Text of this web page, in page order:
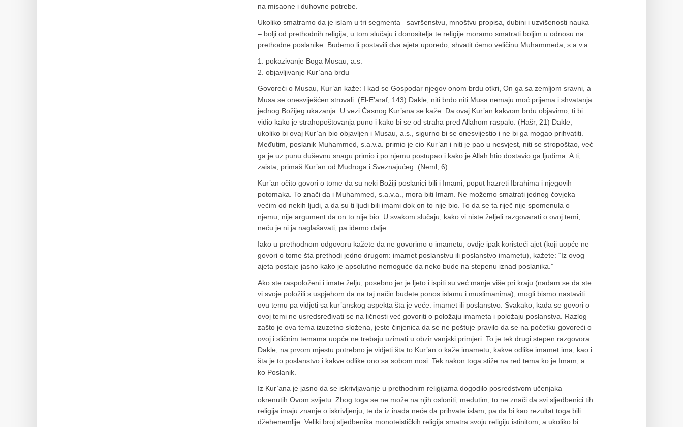
na misaone i duhovne potrebe.
Ukoliko smatramo da je islam u tri segmenta– savršenstvu, mnoštvu propisa, dubini i uzvišenosti nauka
– bolji od prethodnih religija, u tom slučaju i donositelja te religije moramo smatrati boljim u odnosu na
prethodne poslanike. Budemo li postavili dva ajeta uporedo, shvatit ćemo veličinu Muhammeda, s.a.v.a.
1. pokazivanje Boga Musau, a.s.
2. objavljivanje Kur’ana brdu
Govoreći o Musau, Kur’an kaže: I kad se Gospodar njegov onom brdu otkri, On ga sa zemljom sravni, a
Musa se onesviješćen strovali. (El-E’araf, 143) Dakle, niti brdo niti Musa nemaju moć prijema i shvatanja
jednog Božijeg ukazanja. U vezi Časnog Kur’ana se kaže: Da ovaj Kur’an kakvom brdu objavimo, ti bi
vidio kako je strahopoštovanja puno i kako bi se od straha pred Allahom raspalo. (Hašr, 21) Dakle,
ukoliko bi ovaj Kur’an bio objavljen i Musau, a.s., sigurno bi se onesvijestio i ne bi ga mogao prihvatiti.
Međutim, poslanik Muhammed, s.a.v.a. primio je cio Kur’an i niti je pao u nesvjest, niti se stropoštao, već
ga je uz punu duševnu snagu primio i po njemu postupao i kako je Allah htio dostavio ga ljudima. A ti,
zaista, primaš Kur’an od Mudroga i Sveznajućeg. (Neml, 6)
Kur’an očito govori o tome da su neki Božiji poslanici bili i Imami, poput hazreti Ibrahima i njegovih
potomaka. To znači da i Muhammed, s.a.v.a., mora biti Imam. Ne možemo smatrati jednog čovjeka
većim od nekih ljudi, a da su ti ljudi bili imami dok on to nije bio. To da se ta riječ nije spomenula o
njemu, nije argument da on to nije bio. U svakom slučaju, kako vi niste željeli razgovarati o ovoj temi,
neću je ni ja naglašavati, pa idemo dalje.
Iako u prethodnom odgovoru kažete da ne govorimo o imametu, ovdje ipak koristeći ajet (koji uopće ne
govori o tome šta prethodi jedno drugom: imamet poslanstvu ili poslanstvo imametu), kažete: “Iz ovog
ajeta postaje jasno kako je apsolutno nemoguće da neko bude na stepenu iznad poslanika.”
Ako ste raspoloženi i imate želju, posebno jer je ljeto i ispiti su već manje više pri kraju (nadam se da ste
vi svoje položili s uspjehom da na taj način budete ponos islamu i muslimanima), mogli bismo nastaviti
ovu temu pa vidjeti sa kur’anskog aspekta šta je veće: imamet ili poslanstvo. Svakako, kada se govori o
ovoj temi ne usredsređivati se na ličnosti već govoriti o položaju imameta i položaju poslanstva. Razlog
zašto je ova tema izuzetno složena, jeste činjenica da se ne poštuje pravilo da se na početku govoreći o
ovoj i sličnim temama uopće ne trebaju uzimati u obzir vanjski primjeri. To je tek drugi stepen razgovora.
Dakle, na prvom mjestu potrebno je vidjeti šta to Kur’an o kaže imametu, kakve odlike imamet ima, kao i
šta je to poslanstvo i kakve odlike ono sa sobom nosi. Tek nakon toga stiže na red tema ko je Imam, a
ko Poslanik.
Iz Kur’ana je jasno da se iskrivljavanje u prethodnim religijama dogodilo posredstvom učenjaka
okrenutih Ovom svijetu. Zbog toga se ne može na njih osloniti, međutim, to ne znači da svi sljedbenici tih
religija imaju znanje o iskrivljenju, te da iz inada neće da prihvate islam, pa da bi kao rezultat toga bili
džehenemlije. Veliki broj sljedbenika monoteističkih religija smatra svoju religiju istinitom, a ukoliko bi